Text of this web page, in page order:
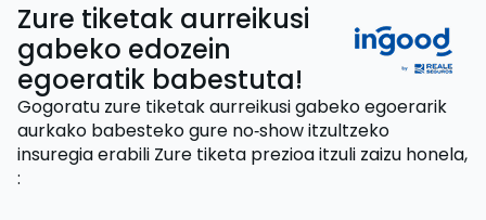
Zure tiketak aurreikusi
gabeko edozein
egoeratik babestuta!
Gogoratu zure tiketak aurreikusi gabeko egoerarik
aurkako babesteko gure no‑show itzultzeko
insuregia erabili Zure tiketa prezioa itzuli zaizu honela,
: